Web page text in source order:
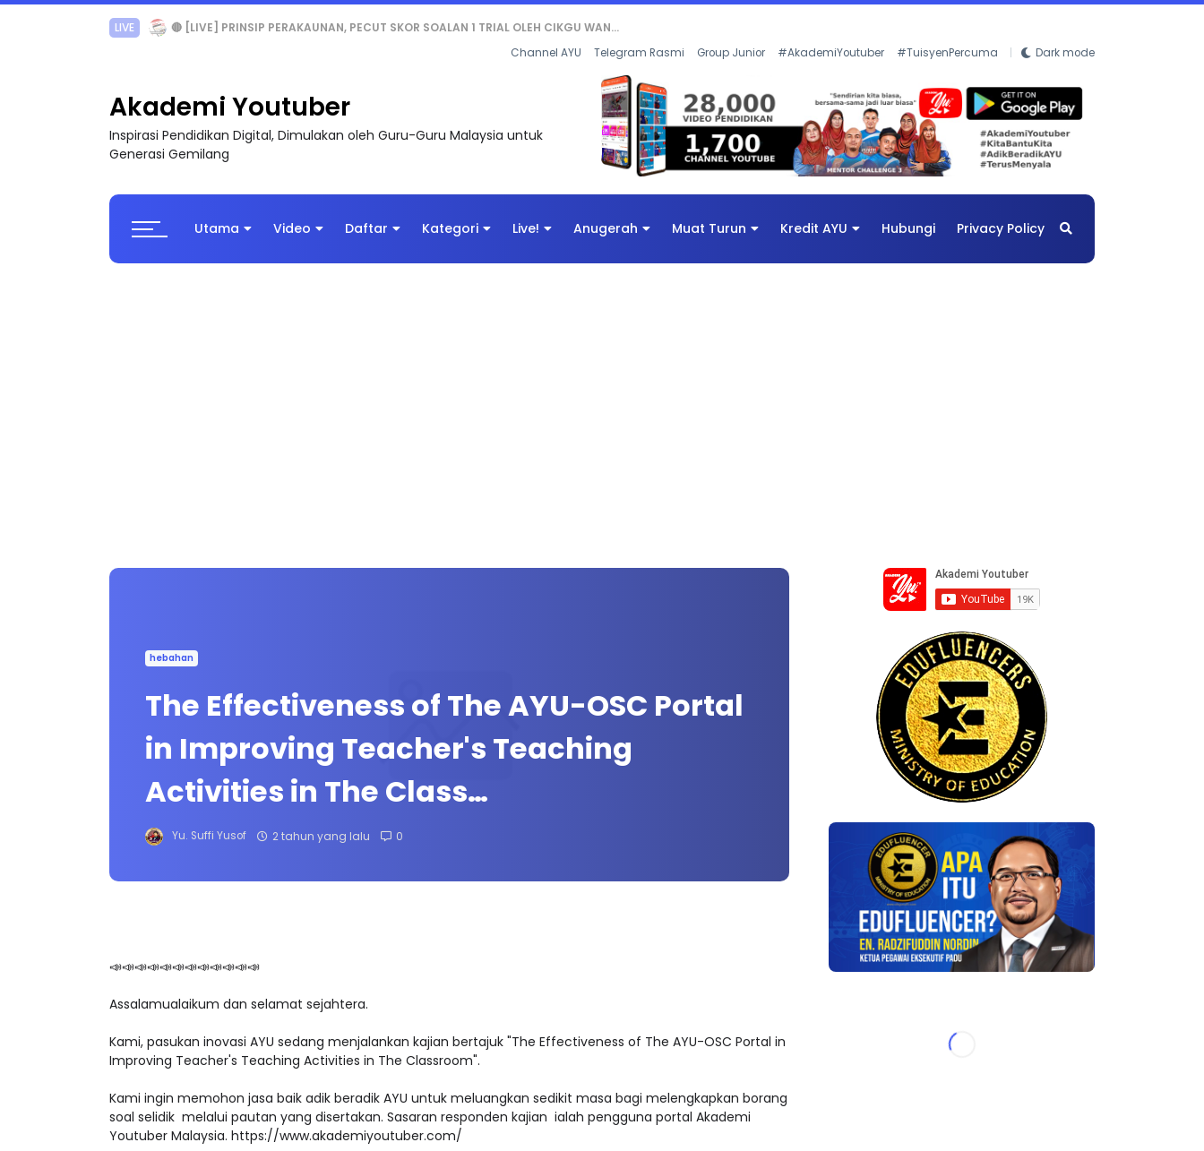
TRANSFORMASI DIGITAL GURU SIRI 7 : PAHLAWAN DIGITAL PENYELAMAT DUNIA
Channel AYU Telegram Rasmi Group Junior #AkademiYoutuber #TuisyenPercuma Dark mode
Akademi Youtuber
Inspirasi Pendidikan Digital, Dimulakan oleh Guru-Guru Malaysia untuk
Generasi Gemilang
Utama Video Daftar Kategori Live! Anugerah Muat Turun Kredit AYU Hubungi Privacy Policy
hebahan
The Effectiveness of The AYU-OSC Portal
in Improving Teacher's Teaching
Activities in The Class…
Yu. Suffi Yusof 2 tahun yang lalu 0
📣📣📣📣📣📣📣📣📣📣📣📣
Assalamualaikum dan selamat sejahtera.
Kami, pasukan inovasi AYU sedang menjalankan kajian bertajuk "The Effectiveness of The AYU-OSC Portal in
Improving Teacher's Teaching Activities in The Classroom".
Kami ingin memohon jasa baik adik beradik AYU untuk meluangkan sedikit masa bagi melengkapkan borang
soal selidik melalui pautan yang disertakan. Sasaran responden kajian ialah pengguna portal Akademi
Youtuber Malaysia. https://www.akademiyoutuber.com/